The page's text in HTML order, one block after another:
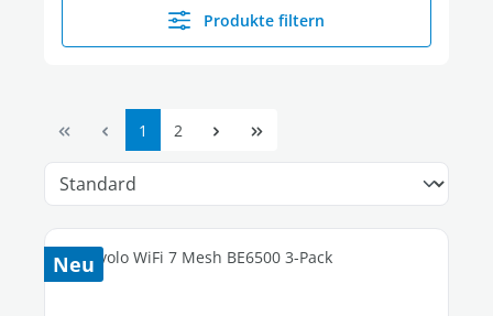
Produkte filtern
Seite
1 Seite
2
Neu